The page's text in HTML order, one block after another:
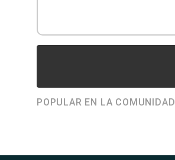
POPULAR EN LA COMUNIDAD